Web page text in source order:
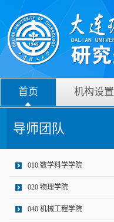
首页 机构设置
导师团队
010 数学科学学院
020 物理学院
040 机械工程学院